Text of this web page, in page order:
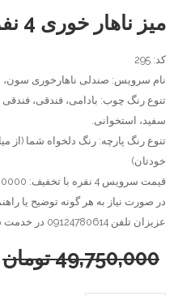
میز ناهار خوری 4 نفره سون
کد: 295
نام سرویس: صندلی ناهارخوری سون، میز ناهارخوری 4
تنوع رنگ چوب: بادامی، فندقی،
سفید، استخوانی.
تنوع رنگ پارچه: رنگ دلخواه شما (از
خودتان)
قیمت سرویس 4 نفره با تخفیف: 47500000 تومان
در صورت نیاز به هر گونه توضیح یا
عزیزان تلفن 09124780614 در خدمت شما بزرگواران می باشد.
49,750,000 تومان